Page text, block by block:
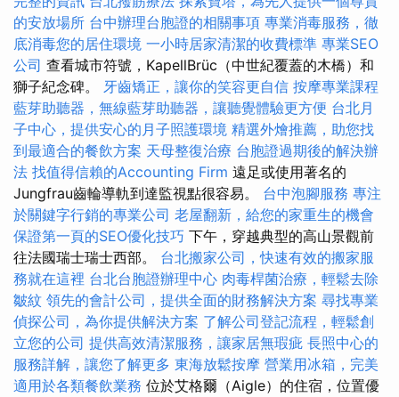
的安放場所 台中辦理台胞證的相關事項 專業消毒服務，徹
底消毒您的居住環境 一小時居家清潔的收費標準 專業SEO
公司 查看城市符號，KapellBrüc（中世紀覆蓋的木橋）和
獅子紀念碑。 牙齒矯正，讓你的笑容更自信 按摩專業課程
藍芽助聽器，無線藍芽助聽器，讓聽覺體驗更方便 台北月
子中心，提供安心的月子照護環境 精選外燴推薦，助您找
到最適合的餐飲方案 天母整復治療 台胞證過期後的解決辦
法 找值得信賴的Accounting Firm 遠足或使用著名的
Jungfrau齒輪導軌到達監視點很容易。 台中泡腳服務 專注
於關鍵字行銷的專業公司 老屋翻新，給您的家重生的機會
保證第一頁的SEO優化技巧 下午，穿越典型的高山景觀前
往法國瑞士瑞士西部。 台北搬家公司，快速有效的搬家服
務就在這裡 台北台胞證辦理中心 肉毒桿菌治療，輕鬆去除
皺紋 領先的會計公司，提供全面的財務解決方案 尋找專業
偵探公司，為你提供解決方案 了解公司登記流程，輕鬆創
立您的公司 提供高效清潔服務，讓家居無瑕疵 長照中心的
服務詳解，讓您了解更多 東海放鬆按摩 營業用冰箱，完美
適用於各類餐飲業務 位於艾格爾（Aigle）的住宿，位置優